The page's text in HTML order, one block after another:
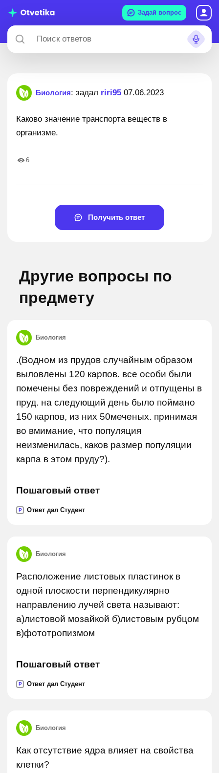
Задай вопрос
Биология: задал riri95 07.06.2023
Каково значение транспорта веществ в
организме.
6
Получить ответ
Другие вопросы по
предмету
Биология
.(Водном из прудов случайным образом
выловлены 120 карпов. все особи были
помечены без повреждений и отпущены в
пруд. на следующий день было поймано
150 карпов, из них 50меченых. принимая
во вмимание, что популяция
неизменилась, каков размер популяции
карпа в этом пруду?).
Пошаговый ответ
P Ответ дал Студент
Биология
Расположение листовых пластинок в
одной плоскости перпендикулярно
направлению лучей света называют:
а)листовой мозайкой б)листовым рубцом
в)фототропизмом
Пошаговый ответ
P Ответ дал Студент
Биология
Как отсутствие ядра влияет на свойства
клетки?